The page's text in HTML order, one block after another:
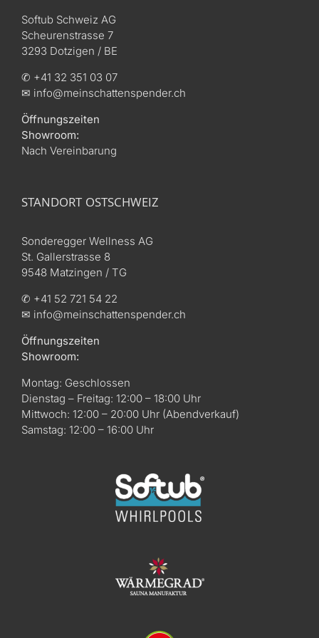
Softub Schweiz AG
Scheurenstrasse 7
3293 Dotzigen / BE
✆ +41 32 351 03 07
✉ info@meinschattenspender.ch
Öffnungszeiten
Showroom:
Nach Vereinbarung
STANDORT OSTSCHWEIZ
Sonderegger Wellness AG
St. Gallerstrasse 8
9548 Matzingen / TG
✆ +41 52 721 54 22
✉ info@meinschattenspender.ch
Öffnungszeiten
Showroom:
Montag: Geschlossen
Dienstag – Freitag: 12:00 – 18:00 Uhr
Mittwoch: 12:00 – 20:00 Uhr (Abendverkauf)
Samstag: 12:00 – 16:00 Uhr